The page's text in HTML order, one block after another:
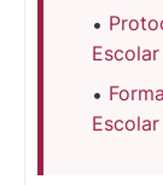
Escolar
Escolar